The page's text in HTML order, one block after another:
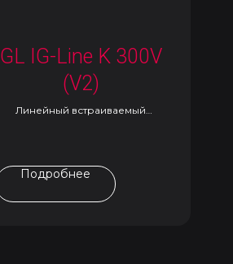
GL IG-Line K 300V
(V2)
Линейный встраиваемый
Подробнее